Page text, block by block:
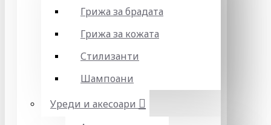
Грижа за брадата
Грижа за кожата
Стилизанти
Шампоани
Уреди и акесоари